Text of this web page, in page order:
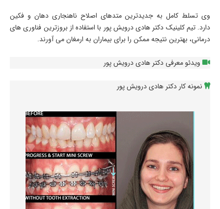
وی تسلط کامل به جدیدترین متدهای اصلاح ناهنجاری دهان و فکین
دارد. تیم کلینیک دکتر هادی درویش پور با استفاده از بروزترین فناوری های
درمانی، بهترین نتیجه ممکن را برای بیماران به ارمغان می آورند.
ویدئو معرفی دکتر هادی درویش پور
نمونه کار دکتر هادی درویش پور